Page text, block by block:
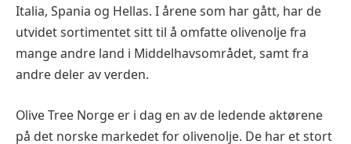
Italia, Spania og Hellas. I årene som har gått, har de
utvidet sortimentet sitt til å omfatte olivenolje fra
mange andre land i Middelhavsområdet, samt fra
andre deler av verden.
Olive Tree Norge er i dag en av de ledende aktørene
på det norske markedet for olivenolje. De har et stort